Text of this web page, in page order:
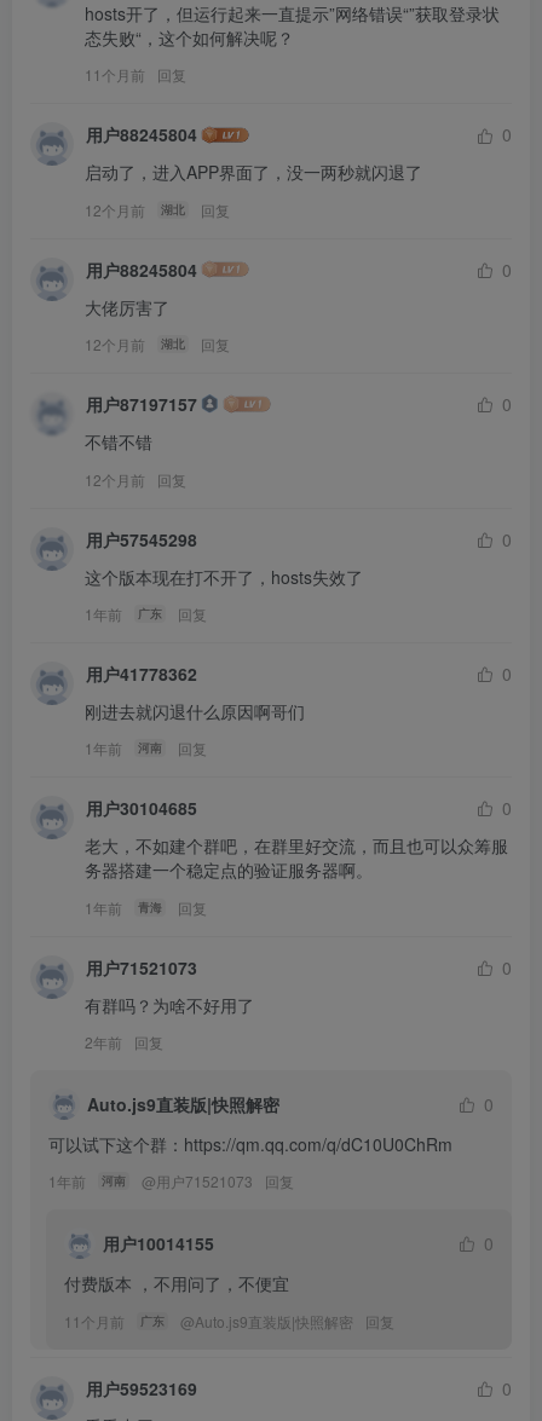
hosts开了，但运行起来一直提示”网络错误“”获取登录状
态失败“，这个如何解决呢？
11个月前 回复
用户88245804
0
启动了，进入APP界面了，没一两秒就闪退了
12个月前 湖北 回复
用户88245804
0
大佬厉害了
12个月前 湖北 回复
用户87197157
0
不错不错
12个月前 回复
用户57545298
0
这个版本现在打不开了，hosts失效了
1年前 广东 回复
用户41778362
0
刚进去就闪退什么原因啊哥们
1年前 河南 回复
用户30104685
0
老大，不如建个群吧，在群里好交流，而且也可以众筹服
务器搭建一个稳定点的验证服务器啊。
1年前 青海 回复
用户71521073
0
有群吗？为啥不好用了
2年前 回复
Auto.js9直装版|快照解密
0
可以试下这个群：https://qm.qq.com/q/dC10U0ChRm
1年前 河南 @用户71521073 回复
用户10014155
0
付费版本 ，不用问了，不便宜
11个月前 广东 @Auto.js9直装版|快照解密 回复
用户59523169
0